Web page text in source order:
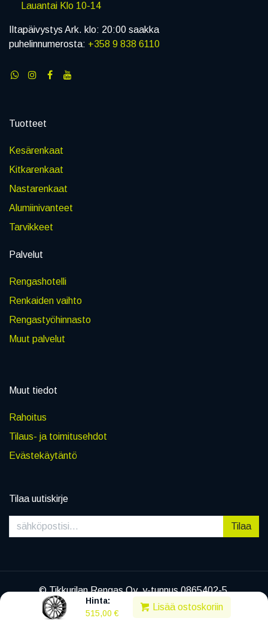
Hinta:
515,00 €
Lisää ostoskoriin
Lauantai Klo 10-14
Iltapäivystys Ark. klo: 20:00 saakka
puhelinnumerosta: +358 9 838 6110
Tuotteet
Kesärenkaat
Kitkarenkaat
Nastarenkaat
Alumiinivanteet
Tarvikkeet
Palvelut
Rengashotelli
Renkaiden vaihto
Rengastyöhinnasto
Muut palvelut
Muut tiedot
Rahoitus
Tilaus- ja toimitusehdot
Evästekäytäntö
Tilaa uutiskirje
Tilaa
© Tikkurilan Rengas Oy, y-tunnus 0865402-5
|Tietosuojaseloste